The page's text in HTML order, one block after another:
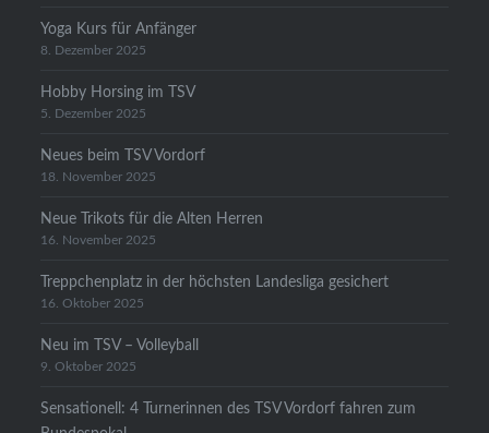
Yoga Kurs für Anfänger
8. Dezember 2025
Hobby Horsing im TSV
5. Dezember 2025
Neues beim TSV Vordorf
18. November 2025
Neue Trikots für die Alten Herren
16. November 2025
Treppchenplatz in der höchsten Landesliga gesichert
16. Oktober 2025
Neu im TSV – Volleyball
9. Oktober 2025
Sensationell: 4 Turnerinnen des TSV Vordorf fahren zum